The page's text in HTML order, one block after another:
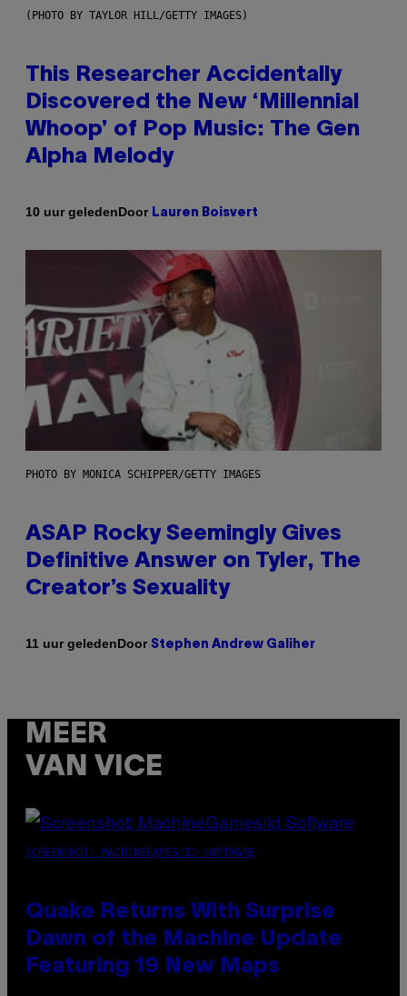
(PHOTO BY TAYLOR HILL/GETTY IMAGES)
This Researcher Accidentally
Discovered the New ‘Millennial
Whoop’ of Pop Music: The Gen
Alpha Melody
10 uur geledenDoor Lauren Boisvert
PHOTO BY MONICA SCHIPPER/GETTY IMAGES
ASAP Rocky Seemingly Gives
Definitive Answer on Tyler, The
Creator’s Sexuality
11 uur geledenDoor Stephen Andrew Galiher
MEER
VAN VICE
SCREENSHOT: MACHINEGAMES/ID SOFTWARE
Quake Returns With Surprise
Dawn of the Machine Update
Featuring 19 New Maps